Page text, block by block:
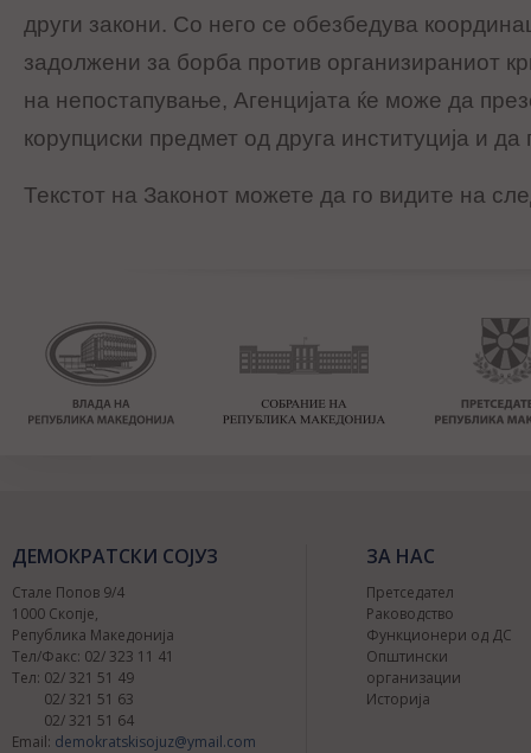
други закони. Со него се обезбедува
задолжени за борба против организираниот
на непостапување, Агенцијата ќе може да
корупциски предмет од друга институција и да
Текстот на Законот можете да го видите на
ДЕМОКРАТСКИ СОЈУЗ
Стале Попов 9/4
1000 Скопје,
Република Македонија
Тел/Факс: 02/ 323 11 41
Тел: 02/ 321 51 49
02/ 321 51 63
02/ 321 51 64
Email: demokratskisojuz@ymail.com
ЗА НАС
Претседател
Раководство
Функционери од ДС
Општински
организации
Историја